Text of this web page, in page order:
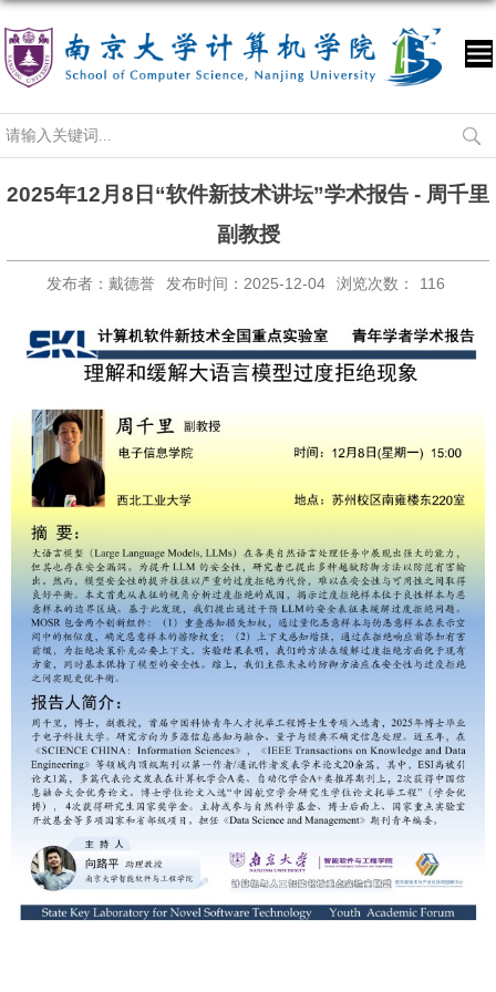
2025年12月8日“软件新技术讲坛”学术报告 - 周千里
副教授
发布者：戴德誉 发布时间：2025-12-04 浏览次数： 116